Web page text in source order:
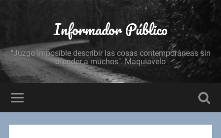
Informador Público
"Juzgo imposible describir las cosas contemporáneas sin
ofender a muchos". Maquiavelo